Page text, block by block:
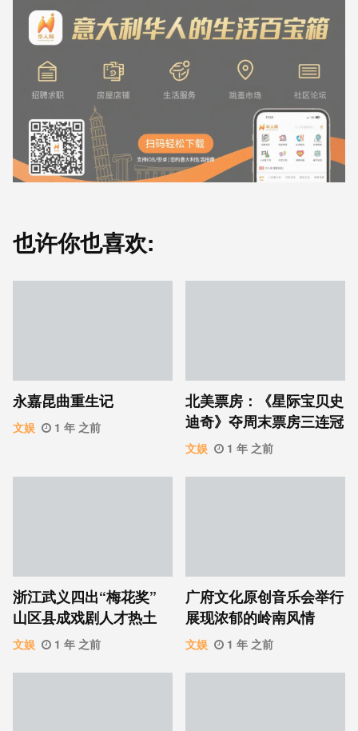
也许你也喜欢:
永嘉昆曲重生记
文娱 1 年 之前
北美票房：《星际宝贝史
迪奇》夺周末票房三连冠
文娱 1 年 之前
浙江武义四出“梅花奖”
山区县成戏剧人才热土
文娱 1 年 之前
广府文化原创音乐会举行
展现浓郁的岭南风情
文娱 1 年 之前